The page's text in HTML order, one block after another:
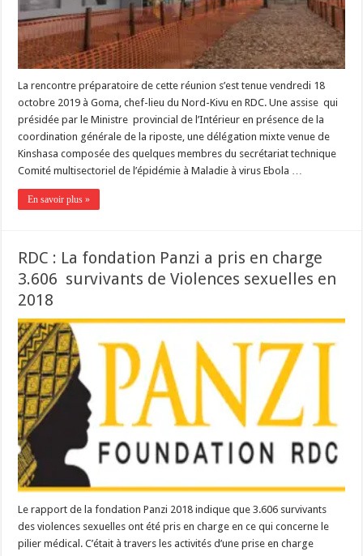
La rencontre préparatoire de cette réunion s’est tenue vendredi 18
octobre 2019 à Goma, chef-lieu du Nord-Kivu en RDC. Une assise qui
présidée par le Ministre provincial de l’Intérieur en présence de la
coordination générale de la riposte, une délégation mixte venue de
Kinshasa composée des quelques membres du secrétariat technique
Comité multisectoriel de l’épidémie à Maladie à virus Ebola …
En savoir plus »
RDC : La fondation Panzi a pris en charge
3.606 survivants de Violences sexuelles en
2018
Le rapport de la fondation Panzi 2018 indique que 3.606 survivants
des violences sexuelles ont été pris en charge en ce qui concerne le
pilier médical. C’était à travers les activités d’une prise en charge